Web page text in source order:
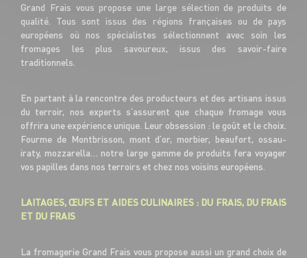
Grand Frais vous propose une large sélection de produits de
qualité. Tous sont issus des régions françaises ou de pays
européens où nos spécialistes sélectionnent avec soin les
fromages les plus savoureux, issus des savoir-faire
traditionnels.
En partant à la rencontre des producteurs et des artisans issus
du terroir, nos experts s’assurent que chaque fromage vous
offrira une expérience unique. Leur obsession : le goût et le choix.
Fourme de Montbrisson, mont d’or, morbier, beaufort, ossau-
iraty, mozzarella… notre large gamme de produits fera voyager
vos papilles dans nos terroirs et chez nos voisins européens.
LAITAGES, ŒUFS ET AIDES CULINAIRES : DU FRAIS, DU FRAIS
ET DU FRAIS
La fromagerie Grand Frais vous propose aussi un grand choix de